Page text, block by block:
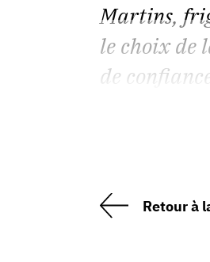
Martins,
le choix de
de
Retour à